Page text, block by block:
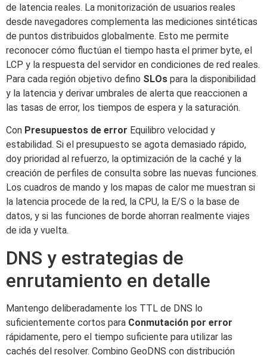
de latencia reales. La monitorización de usuarios reales
desde navegadores complementa las mediciones sintéticas
de puntos distribuidos globalmente. Esto me permite
reconocer cómo fluctúan el tiempo hasta el primer byte, el
LCP y la respuesta del servidor en condiciones de red reales.
Para cada región objetivo defino SLOs para la disponibilidad
y la latencia y derivar umbrales de alerta que reaccionen a
las tasas de error, los tiempos de espera y la saturación.
Con Presupuestos de error Equilibro velocidad y
estabilidad. Si el presupuesto se agota demasiado rápido,
doy prioridad al refuerzo, la optimización de la caché y la
creación de perfiles de consulta sobre las nuevas funciones.
Los cuadros de mando y los mapas de calor me muestran si
la latencia procede de la red, la CPU, la E/S o la base de
datos, y si las funciones de borde ahorran realmente viajes
de ida y vuelta.
DNS y estrategias de
enrutamiento en detalle
Mantengo deliberadamente los TTL de DNS lo
suficientemente cortos para Conmutación por error
rápidamente, pero el tiempo suficiente para utilizar las
cachés del resolver. Combino GeoDNS con distribución